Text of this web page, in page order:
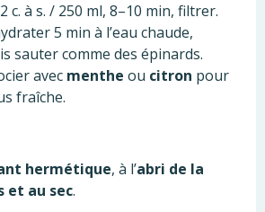
c. à s. / 250 ml, 8–10 min, filtrer.
5 min à l’eau chaude,
sauter comme des épinards.
avec menthe ou citron pour
fraîche.
hermétique, à l’abri de la
et au sec.